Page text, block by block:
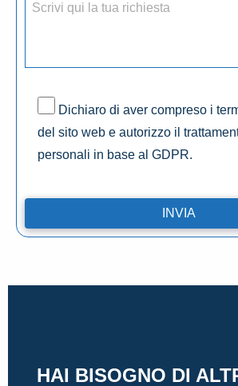
Dichiaro di aver compreso i
del sito web e autorizzo il
personali in base al GDPR.
HAI BISOGNO DI